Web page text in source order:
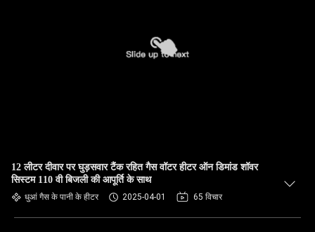
12 लीटर दीवार पर घुड़सवार टैंक रहित गैस वॉटर हीटर ऑन डिमांड शॉवर
सिस्टम 110 वी बिजली की आपूर्ति के साथ
धुआं गैस के पानी के हीटर 2025-04-01 65 विचार